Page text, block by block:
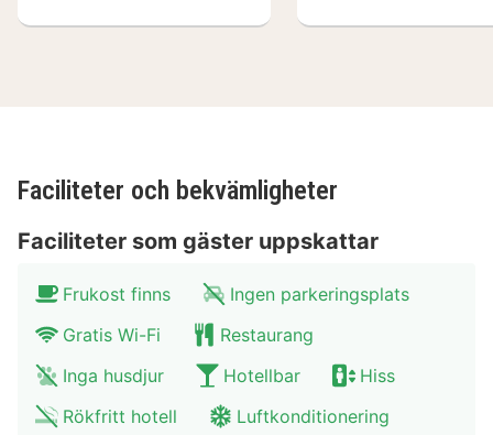
Faciliteter och bekvämligheter
Faciliteter som gäster uppskattar
Frukost finns
Ingen parkeringsplats
Gratis Wi-Fi
Restaurang
Inga husdjur
Hotellbar
Hiss
Rökfritt hotell
Luftkonditionering